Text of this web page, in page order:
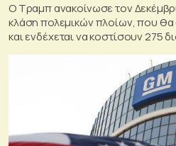
Ο Τραμπ ανακοίνωσε τον
κλάση πολεμικών πλοίων, που θα
και ενδέχεται να κοστίσουν 275